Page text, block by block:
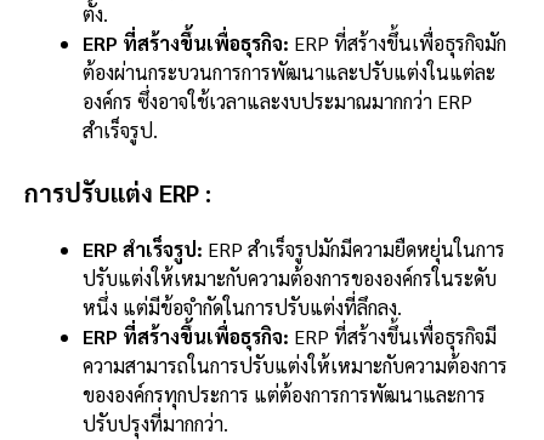
ตั้ง.
ERP ที่สร้างขึ้นเพื่อธุรกิจ: ERP ที่สร้างขึ้นเพื่อธุรกิจมัก
ต้องผ่านกระบวนการการพัฒนาและปรับแต่งในแต่ละ
องค์กร ซึ่งอาจใช้เวลาและงบประมาณมากกว่า ERP
สำเร็จรูป.
การปรับแต่ง ERP :
ERP สำเร็จรูป: ERP สำเร็จรูปมักมีความยืดหยุ่นในการ
ปรับแต่งให้เหมาะกับความต้องการขององค์กรในระดับ
หนึ่ง แต่มีข้อจำกัดในการปรับแต่งที่ลึกลง.
ERP ที่สร้างขึ้นเพื่อธุรกิจ: ERP ที่สร้างขึ้นเพื่อธุรกิจมี
ความสามารถในการปรับแต่งให้เหมาะกับความต้องการ
ขององค์กรทุกประการ แต่ต้องการการพัฒนาและการ
ปรับปรุงที่มากกว่า.